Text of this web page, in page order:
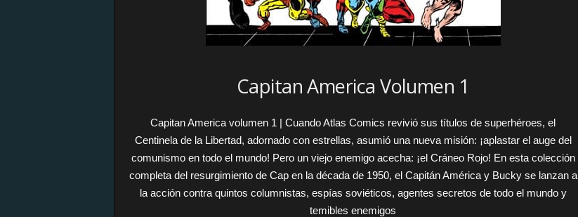
Capitan America Volumen 1
Capitan America volumen 1 | Cuando Atlas Comics revivió sus títulos de superhéroes, el
Centinela de la Libertad, adornado con estrellas, asumió una nueva misión: ¡aplastar el auge del
comunismo en todo el mundo! Pero un viejo enemigo acecha: ¡el Cráneo Rojo! En esta colección
completa del resurgimiento de Cap en la década de 1950, el Capitán América y Bucky se lanzan a
la acción contra quintos columnistas, espías soviéticos, agentes secretos de todo el mundo y
temibles enemigos